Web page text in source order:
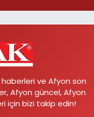
ve Afyon son
Afyon güncel, Afyon
için bizi takip edin!